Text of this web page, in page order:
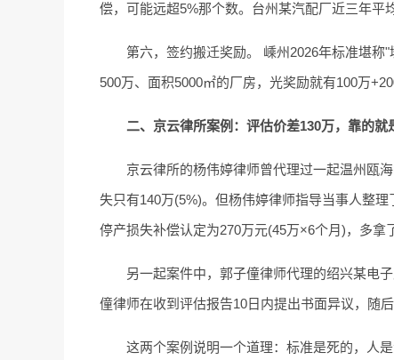
偿，可能远超5%那个数。台州某汽配厂近三年平
第六，签约搬迁奖励。 嵊州2026年标准堪
500万、面积5000㎡的厂房，光奖励就有100万
二、京云律所案例：评估价差130万，靠的就
京云律所的杨伟婷律师曾代理过一起温州瓯
失只有140万(5%)。但杨伟婷律师指导当事人整
停产损失补偿认定为270万元(45万×6个月)，多拿
另一起案件中，郭子僮律师代理的绍兴某电
僮律师在收到评估报告10日内提出书面异议，随
这两个案例说明一个道理：标准是死的，人